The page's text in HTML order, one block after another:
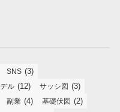
SNS (3)
ル (12) サッシ図 (3)
副業 (4) 基礎伏図 (2)